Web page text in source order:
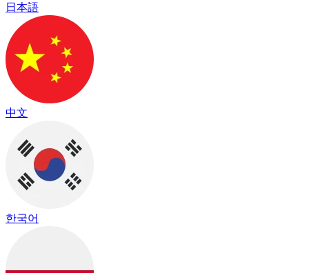
日本語
中文
한국어